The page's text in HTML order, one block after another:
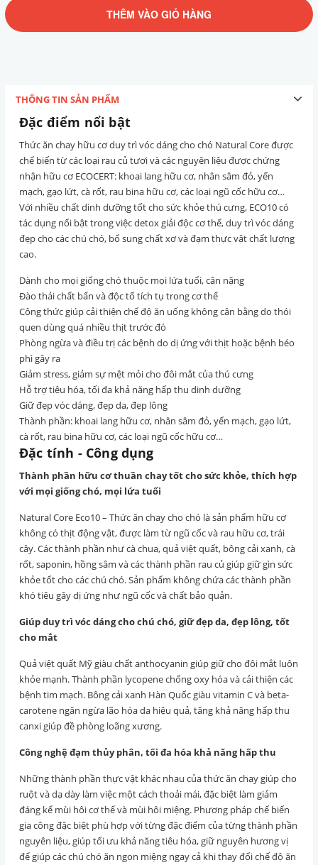
THÊM VÀO GIỎ HÀNG
THÔNG TIN SẢN PHẨM
Đặc điểm nổi bật
Thức ăn chay hữu cơ duy trì vóc dáng cho chó Natural Core được
chế biến từ các loại rau củ tươi và các nguyên liệu được chứng
nhận hữu cơ ECOCERT: khoai lang hữu cơ, nhân sâm đỏ, yến
mạch, gạo lứt, cà rốt, rau bina hữu cơ, các loại ngũ cốc hữu cơ…
Với nhiều chất dinh dưỡng tốt cho sức khỏe thú cưng, ECO10 có
tác dụng nổi bật trong việc detox giải độc cơ thể, duy trì vóc dáng
đẹp cho các chú chó, bổ sung chất xơ và đạm thực vật chất lượng
cao.
Dành cho mọi giống chó thuộc mọi lứa tuổi, cân nặng
Đào thải chất bẩn và độc tố tích tụ trong cơ thể
Công thức giúp cải thiện chế độ ăn uống không cân bằng do thói
quen dùng quá nhiều thịt trước đó
Phòng ngừa và điều trị các bệnh do dị ứng với thịt hoặc bệnh béo
phì gây ra
Giảm stress, giảm sự mệt mỏi cho đôi mắt của thú cưng
Hỗ trợ tiêu hóa, tối đa khả năng hấp thu dinh dưỡng
Giữ đẹp vóc dáng, đẹp da, đẹp lông
Thành phần: khoai lang hữu cơ, nhân sâm đỏ, yến mạch, gạo lứt,
cà rốt, rau bina hữu cơ, các loại ngũ cốc hữu cơ…
Đặc tính - Công dụng
Thành phần hữu cơ thuần chay tốt cho sức khỏe, thích hợp
với mọi giống chó, mọi lứa tuổi
Natural Core Eco10 – Thức ăn chay cho chó là sản phẩm hữu cơ
không có thịt động vật, được làm từ ngũ cốc và rau hữu cơ, trái
cây. Các thành phần như cà chua, quả việt quất, bông cải xanh, cà
rốt, saponin, hồng sâm và các thành phần rau củ giúp giữ gìn sức
khỏe tốt cho các chú chó. Sản phẩm không chứa các thành phần
khó tiêu gây dị ứng như ngũ cốc và chất bảo quản.
Giúp duy trì vóc dáng cho chú chó, giữ đẹp da, đẹp lông, tốt
cho mắt
Quả việt quất Mỹ giàu chất anthocyanin giúp giữ cho đôi mắt luôn
khỏe mạnh. Thành phần lycopene chống oxy hóa và cải thiện các
bệnh tim mạch. Bông cải xanh Hàn Quốc giàu vitamin C và beta-
carotene ngăn ngừa lão hóa da hiệu quả, tăng khả năng hấp thu
canxi giúp đề phòng loãng xương.
Công nghệ đạm thủy phân, tối đa hóa khả năng hấp thu
Những thành phần thực vật khác nhau của thức ăn chay giúp cho
ruột và dạ dày làm việc một cách thoải mái, đặc biệt làm giảm
đáng kể mùi hôi cơ thể và mùi hôi miệng. Phương pháp chế biến
gia công đặc biệt phù hợp với từng đặc điểm của từng thành phần
nguyên liệu, giúp tối ưu khả năng tiêu hóa, giữ nguyên hương vị
để giúp các chú chó ăn ngon miệng ngay cả khi thay đổi chế độ ăn